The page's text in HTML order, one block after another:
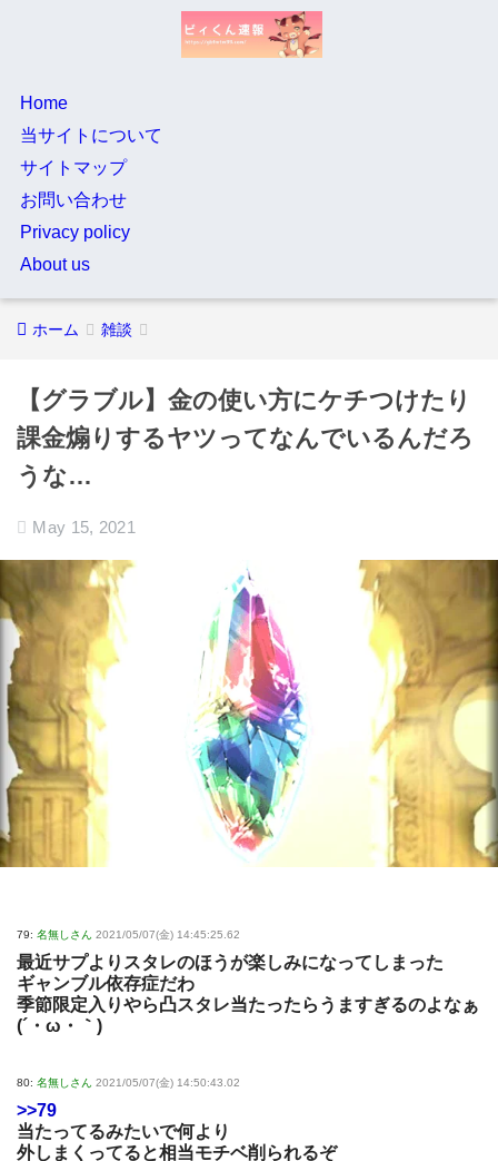
Home
当サイトについて
サイトマップ
お問い合わせ
Privacy policy
About us
ホーム 雑談
【グラブル】金の使い方にケチつけたり
課金煽りするヤツってなんでいるんだろ
うな…
May 15, 2021
79: 名無しさん 2021/05/07(金) 14:45:25.62
最近サプよりスタレのほうが楽しみになってしまった
ギャンブル依存症だわ
季節限定入りやら凸スタレ当たったらうますぎるのよなぁ
(´・ω・｀)
80: 名無しさん 2021/05/07(金) 14:50:43.02
>>79
当たってるみたいで何より
外しまくってると相当モチベ削られるぞ